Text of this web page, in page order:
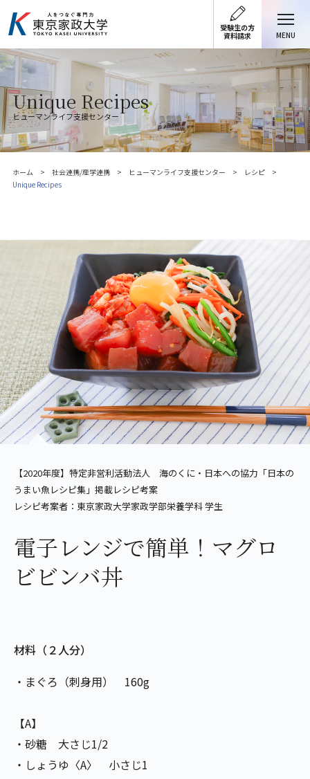
受験生の方
資料請求
MENU
Unique Recipes
ヒューマンライフ支援センター
ホーム 社会連携/産学連携 ヒューマンライフ支援センター
レシピ
Unique Recipes
【2020年度】特定非営利活動法人 海のくに・日本への協力「日本の
うまい魚レシピ集」掲載レシピ考案
レシピ考案者：東京家政大学家政学部栄養学科 学生
電子レンジで簡単！マグロ
ビビンバ丼
材料（２人分）
・まぐろ（刺身用） 160g
【A】
・砂糖 大さじ1/2
・しょうゆ〈A〉 小さじ1